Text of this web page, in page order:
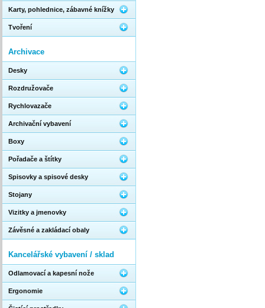
Karty, pohlednice, zábavné knížky
Tvoření
Archivace
Desky
Rozdružovače
Rychlovazače
Archivační vybavení
Boxy
Pořadače a štítky
Spisovky a spisové desky
Stojany
Vizitky a jmenovky
Závěsné a zakládací obaly
Kancelářské vybavení / sklad
Odlamovací a kapesní nože
Ergonomie